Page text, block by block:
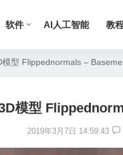
软件 AI人工智能 教
模型 Flippednormals –
模型
2019年3月7日 14:59:43